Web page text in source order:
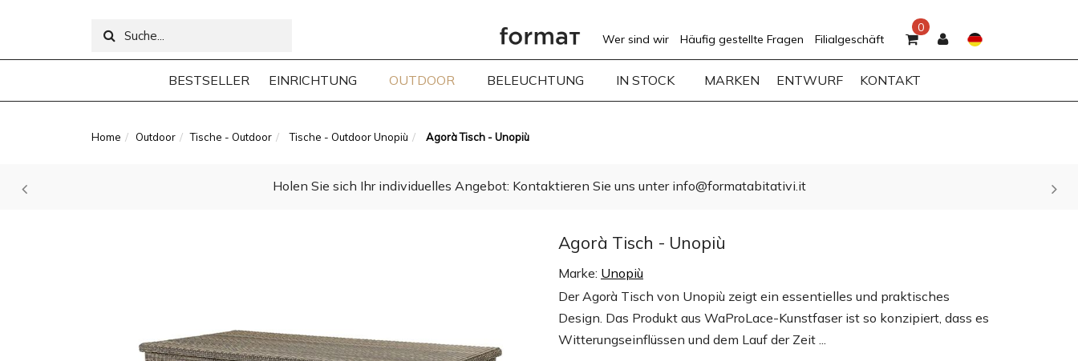
0
Wer sind wir Häufig gestellte Fragen Filialgeschäft
BESTSELLER EINRICHTUNG OUTDOOR BELEUCHTUNG IN STOCK MARKEN ENTWURF KONTAKT
Home Outdoor Tische - Outdoor Tische - Outdoor Unopiù Agorà Tisch - Unopiù
Holen Sie sich Ihr individuelles Angebot: Kontaktieren Sie uns unter info@formatabitativi.it
Agorà Tisch - Unopiù
Marke: Unopiù
Der Agorà Tisch von Unopiù zeigt ein essentielles und praktisches
Design. Das Produkt aus WaProLace-Kunstfaser ist so konzipiert, dass es
Witterungseinflüssen und dem Lauf der Zeit ...